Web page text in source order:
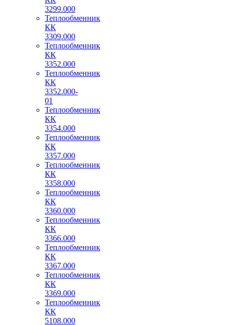
3299.000
Теплообменник
КК
3309.000
Теплообменник
КК
3352.000
Теплообменник
КК
3352.000-
01
Теплообменник
КК
3354.000
Теплообменник
КК
3357.000
Теплообменник
КК
3358.000
Теплообменник
КК
3360.000
Теплообменник
КК
3366.000
Теплообменник
КК
3367.000
Теплообменник
КК
3369.000
Теплообменник
КК
5108.000